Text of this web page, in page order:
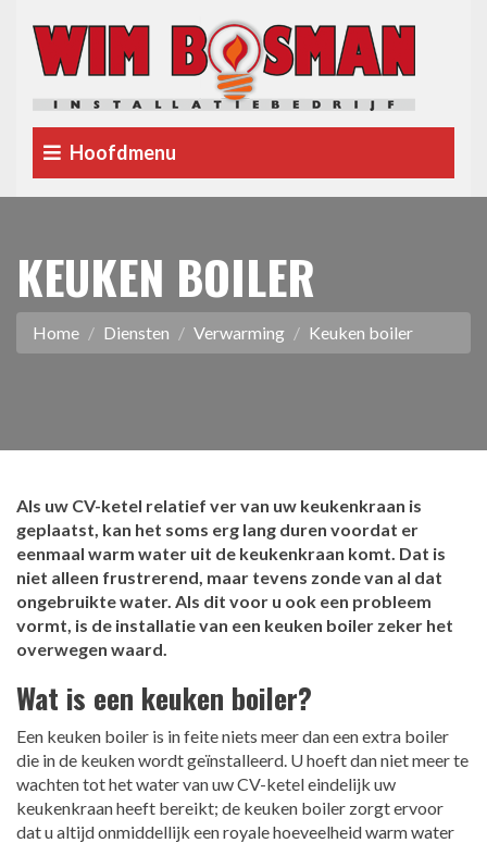
Hoofdmenu
KEUKEN BOILER
Home Diensten Verwarming Keuken boiler
Als uw CV-ketel relatief ver van uw keukenkraan is
geplaatst, kan het soms erg lang duren voordat er
eenmaal warm water uit de keukenkraan komt. Dat is
niet alleen frustrerend, maar tevens zonde van al dat
ongebruikte water. Als dit voor u ook een probleem
vormt, is de installatie van een keuken boiler zeker het
overwegen waard.
Wat is een keuken boiler?
Een keuken boiler is in feite niets meer dan een extra boiler
die in de keuken wordt geïnstalleerd. U hoeft dan niet meer te
wachten tot het water van uw CV-ketel eindelijk uw
keukenkraan heeft bereikt; de keuken boiler zorgt ervoor
dat u altijd onmiddellijk een royale hoeveelheid warm water